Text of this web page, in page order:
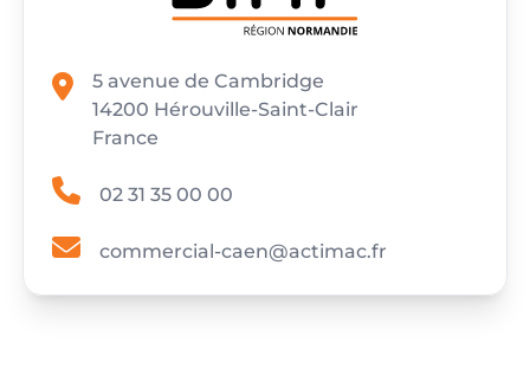
5 avenue de Cambridge
14200 Hérouville-Saint-Clair
France
02 31 35 00 00
commercial-caen@actimac.fr